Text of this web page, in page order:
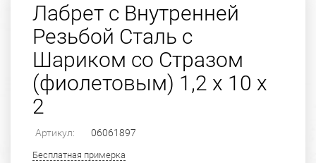
Лабрет с Внутренней
Резьбой Сталь с
Шариком со Стразом
(фиолетовым) 1,2 х 10 х
2
Артикул: 06061897
Бесплатная примерка